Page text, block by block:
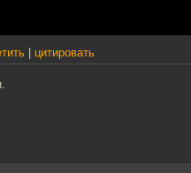
цитировать